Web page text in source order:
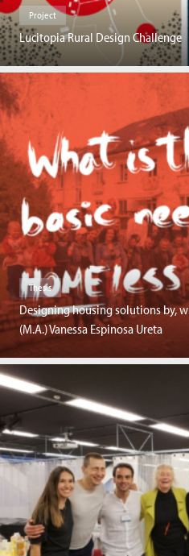
Project
Lucitopia Rural Design Challenge
Thesis
Designing housing solutions by,
(M.A.) Vanessa Espinosa Ureta